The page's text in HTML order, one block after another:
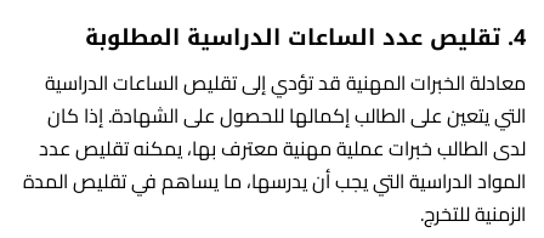
4. تقليص عدد الساعات الدراسية المطلوبة
معادلة الخبرات المهنية قد تؤدي إلى تقليص الساعات الدراسية
التي يتعين على الطالب إكمالها للحصول على الشهادة. إذا كان
لدى الطالب خبرات عملية مهنية معترف بها، يمكنه تقليص عدد
المواد الدراسية التي يجب أن يدرسها، ما يساهم في تقليص المدة
الزمنية للتخرج.